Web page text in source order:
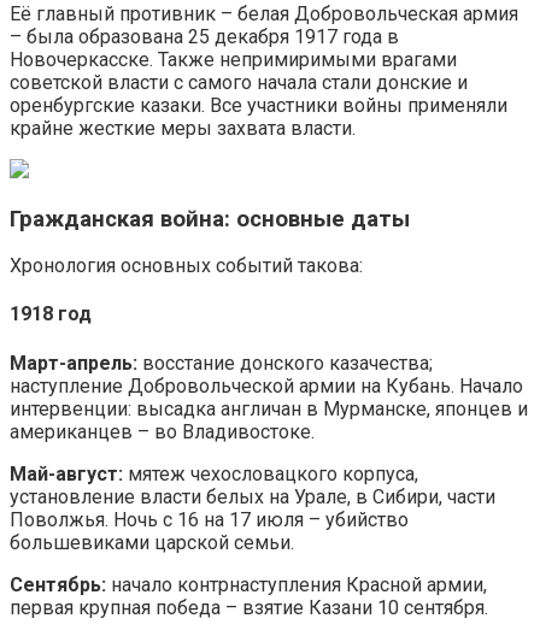
Её главный противник – белая Добровольческая армия
– была образована 25 декабря 1917 года в
Новочеркасске. Также непримиримыми врагами
советской власти с самого начала стали донские и
оренбургские казаки. Все участники войны применяли
крайне жесткие меры захвата власти.
Гражданская война: основные даты
Хронология основных событий такова:
1918 год
Март-апрель: восстание донского казачества;
наступление Добровольческой армии на Кубань. Начало
интервенции: высадка англичан в Мурманске, японцев и
американцев – во Владивостоке.
Май-август: мятеж чехословацкого корпуса,
установление власти белых на Урале, в Сибири, части
Поволжья. Ночь с 16 на 17 июля – убийство
большевиками царской семьи.
Сентябрь: начало контрнаступления Красной армии,
первая крупная победа – взятие Казани 10 сентября.